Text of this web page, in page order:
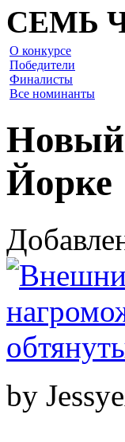
СЕМЬ
О конкурсе
Победители
Финалисты
Все номинанты
Новый
Йорке
by